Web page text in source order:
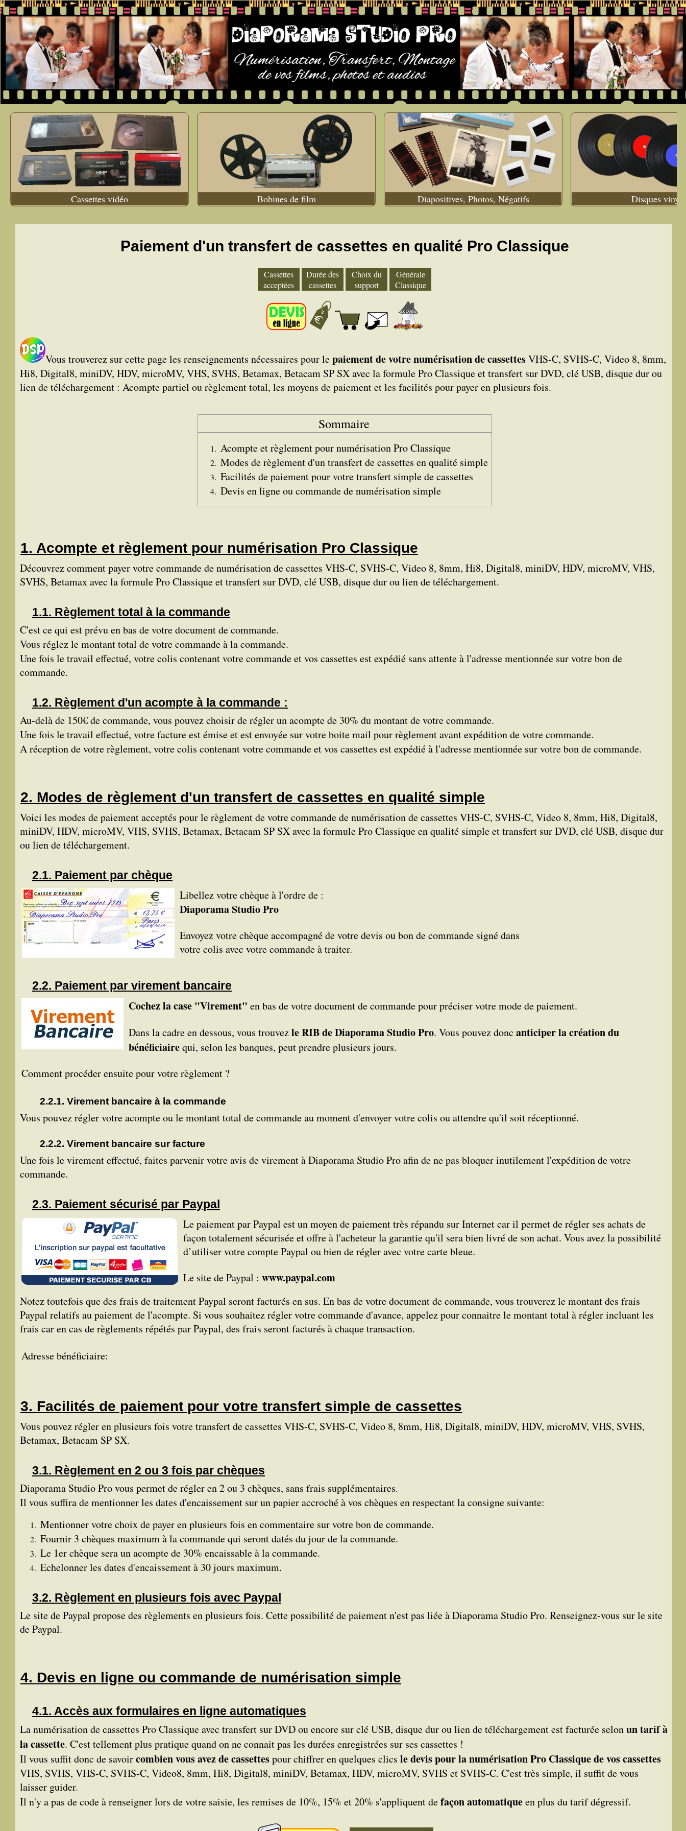
Cassettes vidéo Bobines de film Diapositives, Photos, Négatifs Disques
Paiement d'un transfert de cassettes en qualité Pro Classique
Cassettes
acceptées
Durée des
cassettes
Choix du
support
Générale
Classique
Vous trouverez sur cette page les renseignements nécessaires pour lepaiement de votre numérisation de cassettesVHS-C, SVHS-C, Video 8, 8mm,
Hi8, Digital8, miniDV, HDV, microMV, VHS, SVHS, Betamax, Betacam SP SX avec la formule Pro Classique et transfert sur DVD, clé USB, disque dur ou
lien de téléchargement : Acompte partiel ou règlement total, les moyens de paiement et les facilités pour payer en plusieurs fois.
Sommaire
Acompte et règlement pour numérisation Pro Classique
Modes de règlement d'un transfert de cassettes en qualité simple
Facilités de paiement pour votre transfert simple de cassettes
Devis en ligne ou commande de numérisation simple
Acompte et règlement pour numérisation Pro Classique
Découvrez comment payer votre commande de numérisation de cassettes VHS-C, SVHS-C, Video 8, 8mm, Hi8, Digital8, miniDV, HDV, microMV, VHS,
SVHS, Betamax avec la formule Pro Classique et transfert sur DVD, clé USB, disque dur ou lien de téléchargement.
Règlement total à la commande
C'est ce qui est prévu en bas de votre document de commande.
Vous réglez le montant total de votre commande à la commande.
Une fois le travail effectué, votre colis contenant votre commande et vos cassettes est expédié sans attente à l'adresse mentionnée sur votre bon de
commande.
Règlement d'un acompte à la commande :
Au-delà de 150€ de commande, vous pouvez choisir de régler un acompte de 30% du montant de votre commande.
Une fois le travail effectué, votre facture est émise et est envoyée sur votre boite mail pour règlement avant expédition de votre commande.
A réception de votre règlement, votre colis contenant votre commande et vos cassettes est expédié à l'adresse mentionnée sur votre bon de commande.
Modes de règlement d'un transfert de cassettes en qualité simple
Voici les modes de paiement acceptés pour le règlement de votre commande de numérisation de cassettes VHS-C, SVHS-C, Video 8, 8mm, Hi8, Digital8,
miniDV, HDV, microMV, VHS, SVHS, Betamax, Betacam SP SX avec la formule Pro Classique en qualité simple et transfert sur DVD, clé USB, disque dur
ou lien de téléchargement.
Paiement par chèque
Libellez votre chèque à l'ordre de :
Diaporama Studio Pro
Envoyez votre chèque accompagné de votre devis ou bon de commande signé dans
votre colis avec votre commande à traiter.
Paiement par virement bancaire
Cochez la case "Virement" en bas de votre document de commande pour préciser votre mode de paiement.
Dans la cadre en dessous, vous trouvezle RIB de Diaporama Studio Pro. Vous pouvez donc anticiper la création du
bénéficiairequi, selon les banques, peut prendre plusieurs jours.
Comment procéder ensuite pour votre règlement ?
Virement bancaire à la commande
Vous pouvez régler votre acompte ou le montant total de commande au moment d'envoyer votre colis ou attendre qu'il soit réceptionné.
Virement bancaire sur facture
Une fois le virement effectué, faites parvenir votre avis de virement à Diaporama Studio Pro afin de ne pas bloquer inutilement l'expédition de votre
commande.
Paiement sécurisé par Paypal
Le paiement par Paypal est un moyen de paiement très répandu sur Internet car il permet de régler ses achats de
façon totalement sécurisée et offre à l'acheteur la garantie qu'il sera bien livré de son achat. Vous avez la possibilité
d’utiliser votre compte Paypal ou bien de régler avec votre carte bleue.
Le site de Paypal : www.paypal.com
Notez toutefois que des frais de traitement Paypal seront facturés en sus. En bas de votre document de commande, vous trouverez le montant des frais
Paypal relatifs au paiement de l'acompte. Si vous souhaitez régler votre commande d'avance, appelez pour connaitre le montant total à régler incluant les
frais car en cas de règlements répétés par Paypal, des frais seront facturés à chaque transaction.
Adresse bénéficiaire:
Facilités de paiement pour votre transfert simple de cassettes
Vous pouvez régler en plusieurs fois votre transfert de cassettes VHS-C, SVHS-C, Video 8, 8mm, Hi8, Digital8, miniDV, HDV, microMV, VHS, SVHS,
Betamax, Betacam SP SX.
Règlement en 2 ou 3 fois par chèques
Diaporama Studio Pro vous permet de régler en 2 ou 3 chèques, sans frais supplémentaires.
Il vous suffira de mentionner les dates d'encaissement sur un papier accroché à vos chèques en respectant la consigne suivante:
Mentionner votre choix de payer en plusieurs fois en commentaire sur votre bon de commande.
Fournir 3 chèques maximum à la commande qui seront datés du jour de la commande.
Le 1er chèque sera un acompte de 30% encaissable à la commande.
Echelonner les dates d'encaissement à 30 jours maximum.
Règlement en plusieurs fois avec Paypal
Le site de Paypal propose des règlements en plusieurs fois. Cette possibilité de paiement n'est pas liée à Diaporama Studio Pro. Renseignez-vous sur le site
de Paypal.
Devis en ligne ou commande de numérisation simple
Accès aux formulaires en ligne automatiques
La numérisation de cassettes Pro Classique avec transfert sur DVD ou encore sur clé USB, disque dur ou lien de téléchargement est facturée selonun tarif à
la cassette. C'est tellement plus pratique quand on ne connait pas les durées enregistrées sur ses cassettes !
Il vous suffit donc de savoircombien vous avez de cassettespour chiffrer en quelques clics le devis pour la numérisation Pro Classique de vos cassettes
VHS, SVHS, VHS-C, SVHS-C, Video8, 8mm, Hi8, Digital8, miniDV, Betamax, HDV, microMV, SVHS et SVHS-C. C'est très simple, il suffit de vous
laisser guider.
Il n'y a pas de code à renseigner lors de votre saisie, les remises de 10%, 15% et 20% s'appliquent defaçon automatiqueen plus du tarif dégressif.